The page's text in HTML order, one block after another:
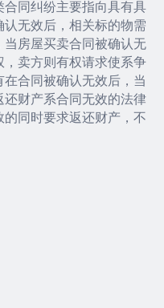
同纠纷主要指向具有具
无效后，相关标的物需
房屋买卖合同被确认无
卖方则有权请求使系争
合同被确认无效后，当
财产系合同无效的法律
同时要求返还财产，不